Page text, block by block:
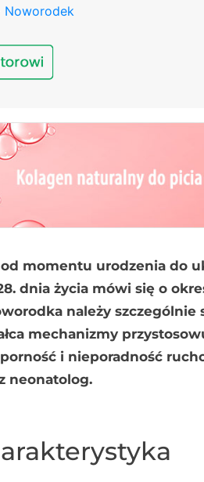
Noworodek
momentu urodzenia do
dnia życia mówi się o
należy
mechanizmy
i nieporadność
neonatolog.